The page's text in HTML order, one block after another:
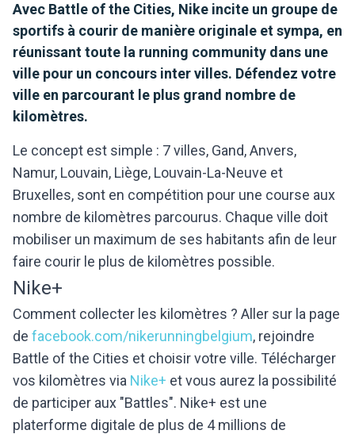
Avec Battle of the Cities, Nike incite un groupe de
sportifs à courir de manière originale et sympa, en
réunissant toute la running community dans une
ville pour un concours inter villes. Défendez votre
ville en parcourant le plus grand nombre de
kilomètres.
Le concept est simple : 7 villes, Gand, Anvers,
Namur, Louvain, Liège, Louvain-La-Neuve et
Bruxelles, sont en compétition pour une course aux
nombre de kilomètres parcourus. Chaque ville doit
mobiliser un maximum de ses habitants afin de leur
faire courir le plus de kilomètres possible.
Nike+
Comment collecter les kilomètres ? Aller sur la page
de facebook.com/nikerunningbelgium, rejoindre
Battle of the Cities et choisir votre ville. Télécharger
vos kilomètres via Nike+ et vous aurez la possibilité
de participer aux "Battles". Nike+ est une
platerforme digitale de plus de 4 millions de